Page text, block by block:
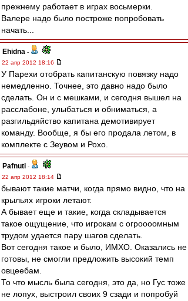
прежнему работает в играх восьмерки.
Валере надо было построже попробовать
начать...
Ehidna -
22 апр 2012 18:16
У Парехи отобрать капитанскую повязку надо
немедленно. Точнее, это давно надо было
сделать. Он и с мешками, и сегодня вышел на
расслабоне, улыбаться и обниматься, а
разгильдяйство капитана демотивирует
команду. Вообще, я бы его продала летом, в
комплекте с Зеувом и Рохо.
Pafnuti -
22 апр 2012 18:14
бывают такие матчи, когда прямо видно, что на
крыльях игроки летают.
А бывает еще и такие, когда складывается
такое ощущение, что игрокам с огроооомным
трудом удается пару шагов сделать.
Вот сегодня такое и было, ИМХО. Оказались не
готовы, не смогли предложить высокий темп
овцеебам.
То что мысль была сегодня, это да, но Гус тоже
не лопух, выстроил своих 9 сзади и попробуй